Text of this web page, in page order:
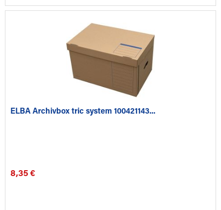
ELBA Archivbox tric system 100421143...
8,35 €